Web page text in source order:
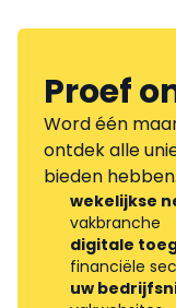
Proef
Word één
ontdek alle
bieden hebben.
wekelijkse
vakbranche
digitale
financiële
uw